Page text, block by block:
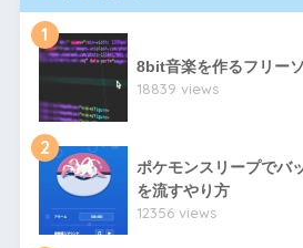
1
8bit音楽を作るフリー
18839 views
2
ポケモンスリープでバ
を流すやり方
12356 views